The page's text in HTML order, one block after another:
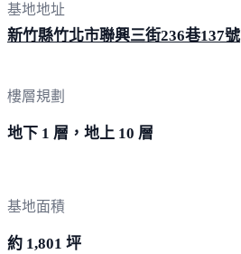
基地地址
新竹縣竹北市聯興三街236巷137號
樓層規劃
地下 1 層，地上 10 層
基地面積
約 1,801 坪